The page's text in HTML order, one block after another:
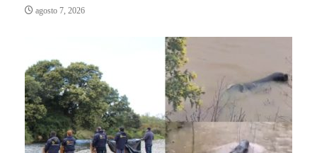
agosto 7, 2026